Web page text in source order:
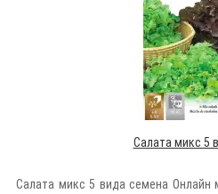
Салата микс 5
Салата микс 5 вида семена Онлайн